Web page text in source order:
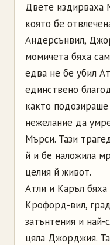
Двете издирваха
която бе
Андерсънвил,
момичета бяха
едва не бе убил
единствено
както
нежелание да
Мърси. Тази
й и бе наложила
целия й живот.
Атли и Каръл
Крофорд-вил,
затънтения и най-
цяла Джорджия.